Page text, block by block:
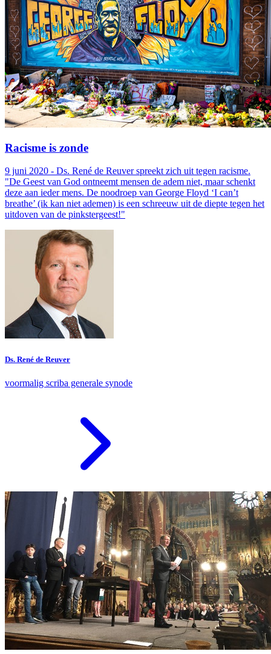
Racisme is zonde
9 juni 2020 - Ds. René de Reuver spreekt zich uit tegen racisme.
"De Geest van God ontneemt mensen de adem niet, maar schenkt
deze aan ieder mens. De noodroep van George Floyd ‘I can’t
breathe’ (ik kan niet ademen) is een schreeuw uit de diepte tegen het
uitdoven van de pinkstergeest!"
Ds. René de Reuver
voormalig scriba generale synode